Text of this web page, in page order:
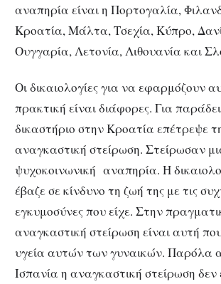
αναπηρία είναι η Πορτογαλία,
Κροατία, Μάλτα, Τσεχία, Κύπρο,
Ουγγαρία, Λετονία, Λιθουανία και
Οι δικαιολογίες για να εφαρμόζουν
πρακτική είναι διάφορες. Για
δικαστήριο στην Κροατία επέτρεψε
αναγκαστική στείρωση. Στείρωσαν
ψυχοκοινωνική αναπηρία. Η
έβαζε σε κίνδυνο τη ζωή της με τις
εγκυμοσύνες που είχε. Στην
αναγκαστική στείρωση είναι αυτή
υγεία αυτών των γυναικών. Παρόλα
Ισπανία η αναγκαστική στείρωση δεν